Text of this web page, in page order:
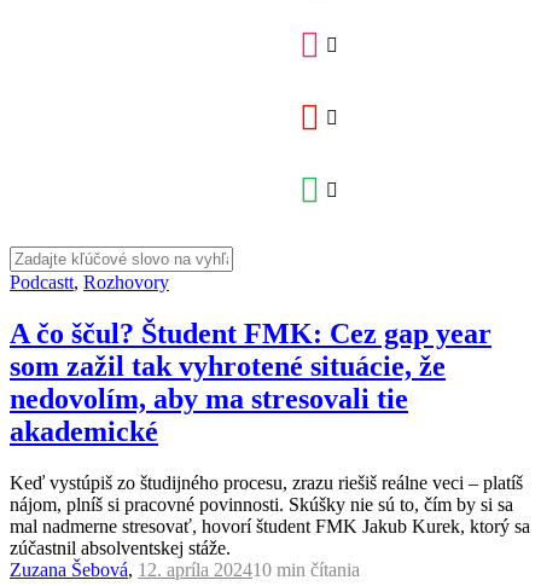
Podcastt, Rozhovory
A čo ščul? Študent FMK: Cez gap year
som zažil tak vyhrotené situácie, že
nedovolím, aby ma stresovali tie
akademické
Keď vystúpiš zo študijného procesu, zrazu riešiš reálne veci – platíš
nájom, plníš si pracovné povinnosti. Skúšky nie sú to, čím by si sa
mal nadmerne stresovať, hovorí študent FMK Jakub Kurek, ktorý sa
zúčastnil absolventskej stáže.
Zuzana Šebová, 12. apríla 202410 min čítania